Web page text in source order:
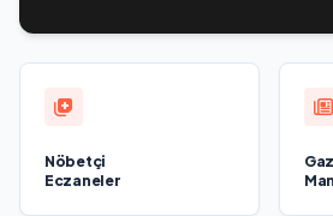
Nöbetçi
Eczaneler